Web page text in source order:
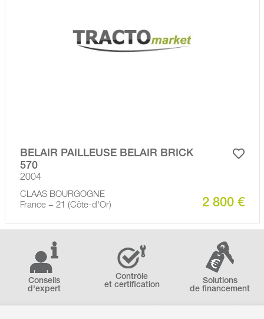
BELAIR PAILLEUSE BELAIR BRICK
570
2004
CLAAS BOURGOGNE
France − 21 (Côte-d'Or)
2 800 €
Conseils
d'expert
Contrôle
et certification
Solutions
de financement